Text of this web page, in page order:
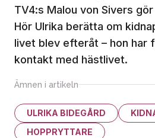
TV4:s Malou von Sivers
Hör Ulrika berätta om
livet blev efteråt – hon har
kontakt med hästlivet.
Ämnen i artikeln
ULRIKA BIDEGÅRD
HOPPRYTTARE